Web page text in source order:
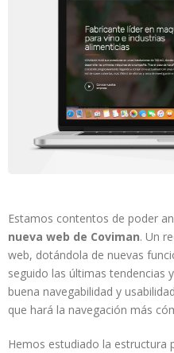
Estamos contentos de poder
nueva web de Coviman. Un
web, dotándola de nuevas
seguido las últimas tendencias
buena navegabilidad y
que hará la navegación más
Hemos estudiado la estructura